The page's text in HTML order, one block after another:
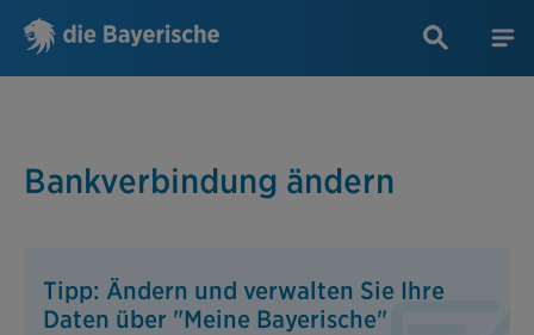
Bankverbindung ändern
Tipp: Ändern und verwalten Sie Ihre
Daten über "Meine Bayerische"